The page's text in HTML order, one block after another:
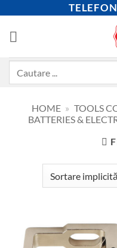
content
HOME » TOOLS
BATTERIES &